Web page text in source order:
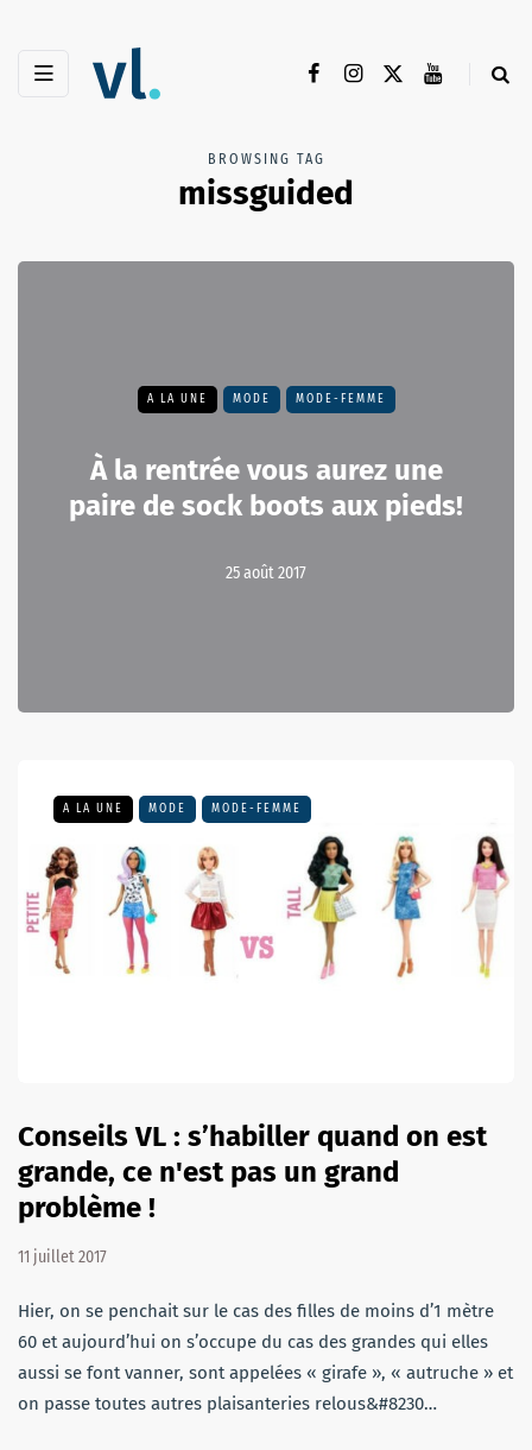
BROWSING TAG
missguided
A LA UNE MODE MODE-FEMME
À la rentrée vous aurez une
paire de sock boots aux pieds!
25 août 2017
A LA UNE MODE MODE-FEMME
Conseils VL : s’habiller quand on est
grande, ce n'est pas un grand
problème !
11 juillet 2017
Hier, on se penchait sur le cas des filles de moins d’1 mètre
60 et aujourd’hui on s’occupe du cas des grandes qui elles
aussi se font vanner, sont appelées « girafe », « autruche » et
on passe toutes autres plaisanteries relous&#8230…